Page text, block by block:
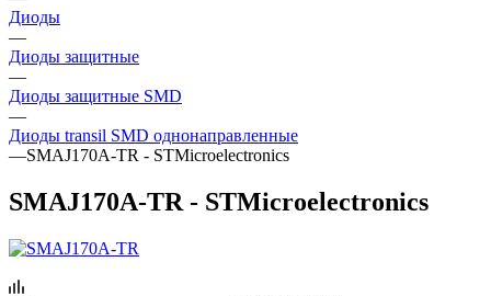
Диоды
—
Диоды защитные
—
Диоды защитные SMD
—
Диоды transil SMD однонаправленные
—SMAJ170A-TR - STMicroelectronics
SMAJ170A-TR - STMicroelectronics